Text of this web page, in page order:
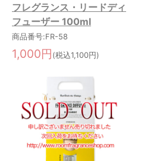
フレグランス・リードディ
フューザー 100ml
商品番号:FR-58
1,000円 (税込1,100円)